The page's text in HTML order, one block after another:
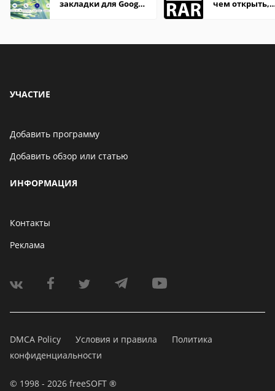
закладки для Google
чем открыть,
УЧАСТИЕ
Добавить программу
Добавить обзор или статью
ИНФОРМАЦИЯ
Контакты
Реклама
DMCA Policy Условия и правила
Политика
конфиденциальности
© 1998 - 2026 freeSOFT ®